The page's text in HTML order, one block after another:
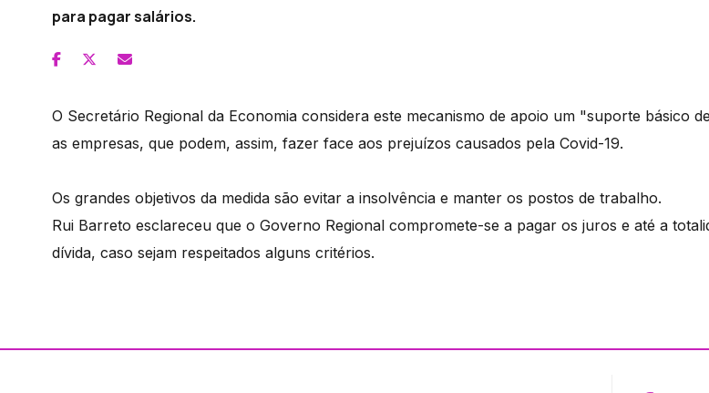
para pagar salários.
O Secretário Regional da Economia considera este mecanismo de apoio um "suporte básico
as empresas, que podem, assim, fazer face aos prejuízos causados pela Covid-19.
Os grandes objetivos da medida são evitar a insolvência e manter os postos de trabalho.
Rui Barreto esclareceu que o Governo Regional compromete-se a pagar os juros e até a
dívida, caso sejam respeitados alguns critérios.